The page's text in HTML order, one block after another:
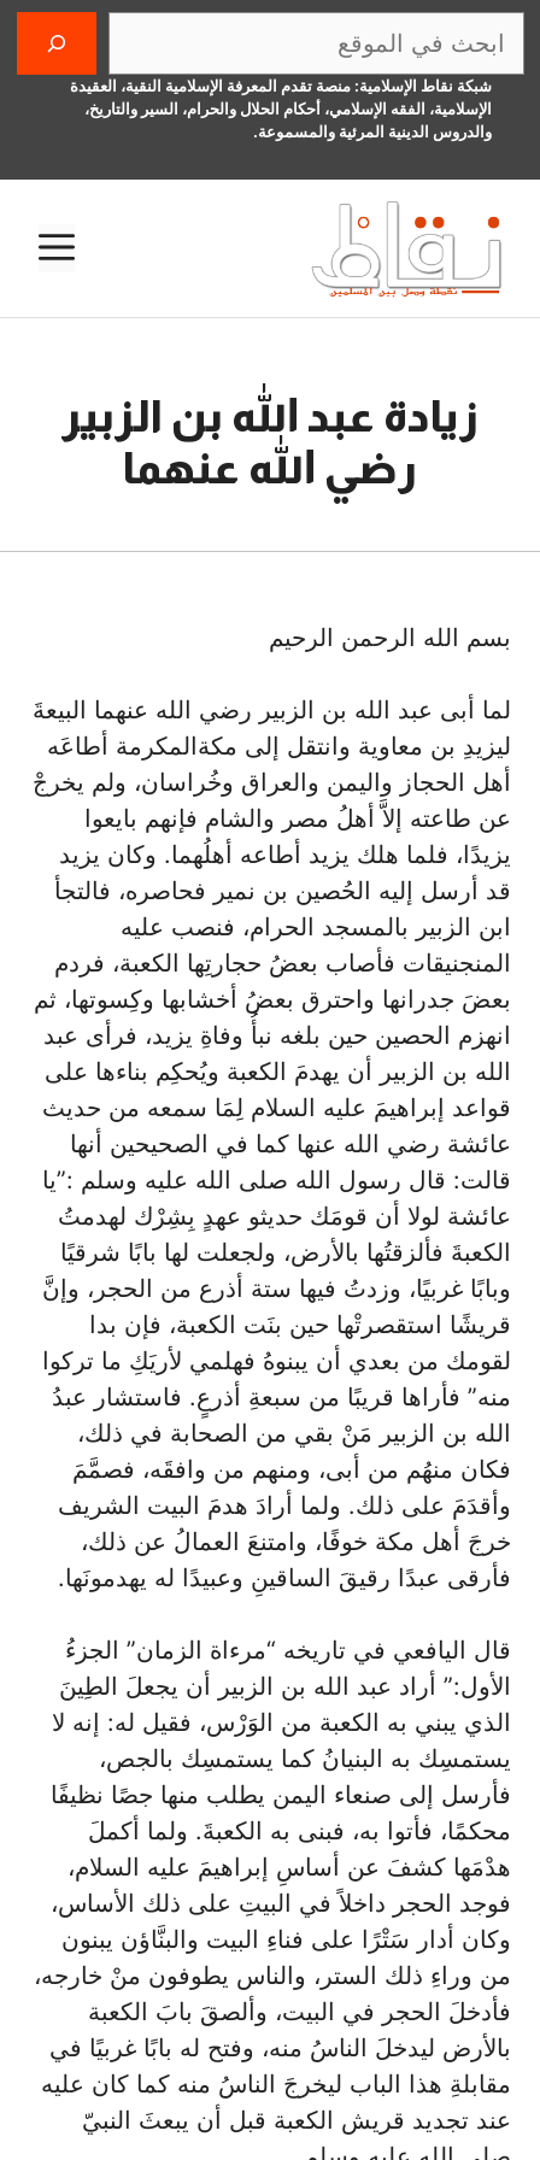
انتقل
المحتوىشبكة نقاط الإسلامية: منصة تقدم المعرفة الإسلامية النقية، العقيدة
الإسلامية، الفقه الإسلامي، أحكام الحلال والحرام، السير والتاريخ،
والدروس الدينية المرئية والمسموعة.
زيادة عبد الله بن الزبير
رضي الله عنهما
بسم الله الرحمن الرحيم
لما أبى عبد الله بن الزبير رضي الله عنهما البيعةَ
ليزيدِ بن معاوية وانتقل إلى مكةالمكرمة أطاعَه
أهل الحجاز واليمن والعراق وخُراسان، ولم يخرجْ
عن طاعته إلاَّ أهلُ مصر والشام فإنهم بايعوا
يزيدًا، فلما هلك يزيد أطاعه أهلُهما. وكان يزيد
قد أرسل إليه الحُصين بن نمير فحاصره، فالتجأ
ابن الزبير بالمسجد الحرام، فنصب عليه
المنجنيقات فأصاب بعضُ حجارتِها الكعبة، فردم
بعضَ جدرانها واحترق بعضُ أخشابها وكِسوتها، ثم
انهزم الحصين حين بلغه نبأُ وفاةِ يزيد، فرأى عبد
الله بن الزبير أن يهدمَ الكعبة ويُحكِم بناءها على
قواعد إبراهيمَ عليه السلام لِمَا سمعه من حديث
عائشة رضي الله عنها كما في الصحيحين أنها
قالت: قال رسول الله صلى الله عليه وسلم :”يا
عائشة لولا أن قومَك حديثو عهدٍ بِشِرْك لهدمتُ
الكعبةَ فألزقتُها بالأرض، ولجعلت لها بابًا شرقيًا
وبابًا غربيًا، وزدتُ فيها ستة أذرع من الحجر، وإنَّ
قريشًا استقصرتْها حين بنَت الكعبة، فإن بدا
لقومك من بعدي أن يبنوهُ فهلمي لأريَكِ ما تركوا
منه” فأراها قريبًا من سبعةِ أذرعٍ. فاستشار عبدُ
الله بن الزبير مَنْ بقي من الصحابة في ذلك،
فكان منهُم من أبى، ومنهم من وافقَه، فصمَّمَ
وأقدَمَ على ذلك. ولما أرادَ هدمَ البيت الشريف
خرجَ أهل مكة خوفًا، وامتنعَ العمالُ عن ذلك،
فأرقى عبدًا رقيقَ الساقينِ وعبيدًا له يهدمونَها.
قال اليافعي في تاريخه “مرءاة الزمان” الجزءُ
الأول:” أراد عبد الله بن الزبير أن يجعلَ الطِينَ
الذي يبني به الكعبة من الوَرْس، فقيل له: إنه لا
يستمسِك به البنيانُ كما يستمسِك بالجص،
فأرسل إلى صنعاء اليمن يطلب منها جصًا نظيفًا
محكمًا، فأتوا به، فبنى به الكعبةَ. ولما أكملَ
هدْمَها كشفَ عن أساسِ إبراهيمَ عليه السلام،
فوجد الحجر داخلاً في البيتِ على ذلك الأساس،
وكان أدار سَتْرًا على فناءِ البيت والبنَّاؤن يبنون
من وراءِ ذلك الستر، والناس يطوفون منْ خارجه،
فأدخلَ الحجر في البيت، وألصقَ بابَ الكعبة
بالأرض ليدخلَ الناسُ منه، وفتح له بابًا غربيًا في
مقابلةِ هذا الباب ليخرجَ الناسُ منه كما كان عليه
عند تجديد قريش الكعبة قبل أن يبعثَ النبيّ